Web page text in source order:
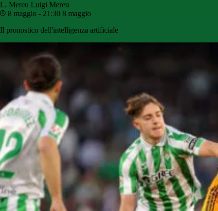
L. Mereu Luigi Mereu
8 maggio - 21:30 8 maggio
Il pronostico dell'intelligenza artificiale